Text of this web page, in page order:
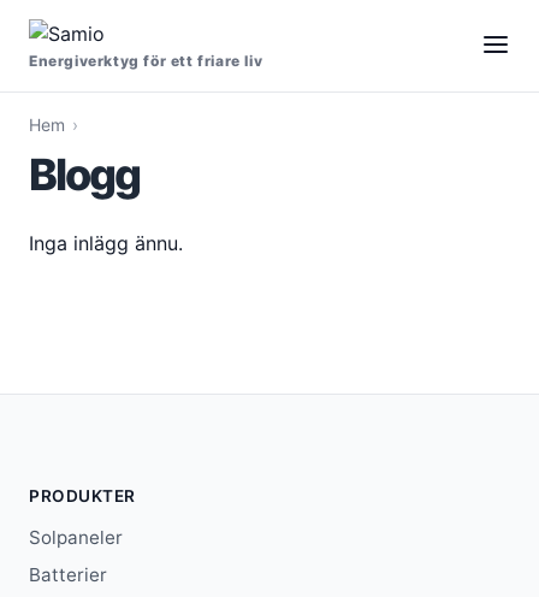
Energiverktyg för ett friare liv
Hem
Blogg
Inga inlägg ännu.
PRODUKTER
Solpaneler
Batterier